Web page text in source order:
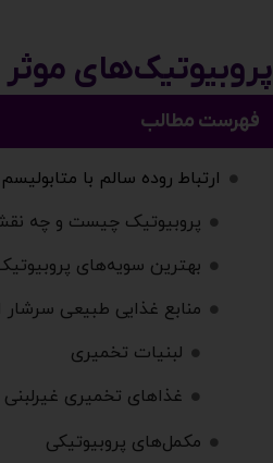
پروبیوتیک‌های موثر
فهرست مطالب
ارتباط روده سالم با
پروبیوتیک چیست و چه
بهترین سویه‌های
منابع غذایی طبیعی سرشار
لبنیات تخمیری
غذاهای تخمیری غیرلبنی
مکمل‌های پروبیوتیکی